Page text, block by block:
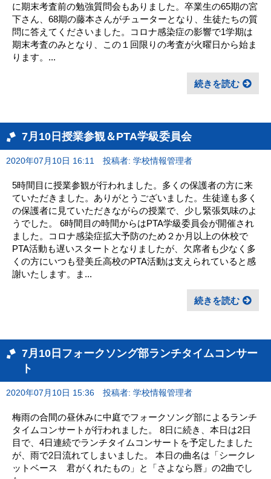
に期末考査前の勉強質問会もありました。卒業生の65期の宮
下さん、68期の藤本さんがチューターとなり、生徒たちの質
問に答えてくださいました。コロナ感染症の影響で1学期は
期末考査のみとなり、この１回限りの考査が火曜日から始ま
ります。...
続きを読む
7月10日授業参観＆PTA学級委員会
2020年07月10日 16:11 投稿者: 学校情報管理者
5時間目に授業参観が行われました。多くの保護者の方に来
ていただきました。ありがとうございました。生徒達も多く
の保護者に見ていただきながらの授業で、少し緊張気味のよ
うでした。 6時間目の時間からはPTA学級委員会が開催され
ました。コロナ感染症拡大予防のため２か月以上の休校で
PTA活動も遅いスタートとなりましたが、欠席者も少なく多
くの方にいつも登美丘高校のPTA活動は支えられていると感
謝いたします。ま...
続きを読む
7月10日フォークソング部ランチタイムコンサー
ト
2020年07月10日 15:36 投稿者: 学校情報管理者
梅雨の合間の昼休みに中庭でフォークソング部によるランチ
タイムコンサートが行われました。 8日に続き、本日は2日
目で、4日連続でランチタイムコンサートを予定したました
が、雨で2日流れてしまいました。 本日の曲名は「シークレ
ットベース 君がくれたもの」と「さよなら唇」の2曲でし